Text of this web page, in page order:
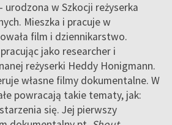
urodzona w Szkocji reżyserka
Mieszka i pracuje w
film i dziennikarstwo.
jako researcher i
reżyserki Heddy Honigmann.
własne filmy dokumentalne. W
powracają takie tematy, jak:
się. Jej pierwszy